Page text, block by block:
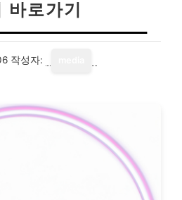
바로가기
작성자: